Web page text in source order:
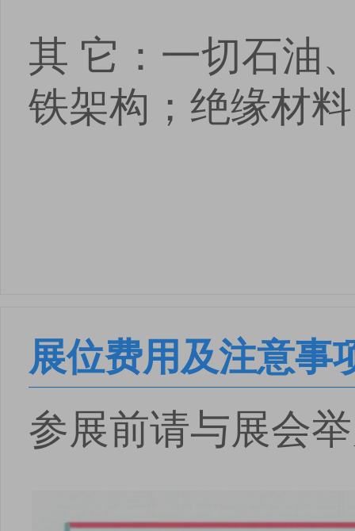
其 它：一切石油
铁架构；绝缘材
展位费用及注意事
参展前请与展会